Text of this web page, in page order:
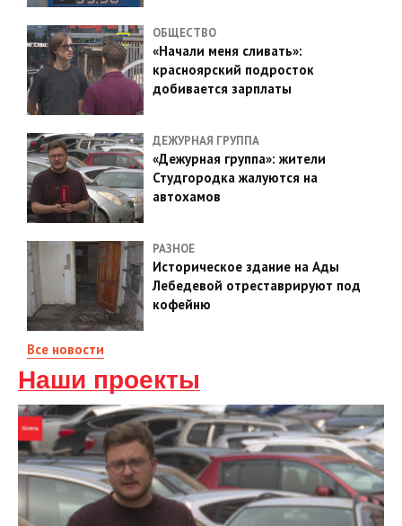
ОБЩЕСТВО
«Начали меня сливать»:
красноярский подросток
добивается зарплаты
ДЕЖУРНАЯ ГРУППА
«Дежурная группа»: жители
Студгородка жалуются на
автохамов
РАЗНОЕ
Историческое здание на Ады
Лебедевой отреставрируют под
кофейню
Все новости
Наши проекты